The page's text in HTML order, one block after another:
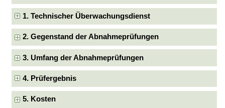
1. Technischer Überwachungsdienst
2. Gegenstand der Abnahmeprüfungen
3. Umfang der Abnahmeprüfungen
4. Prüfergebnis
5. Kosten